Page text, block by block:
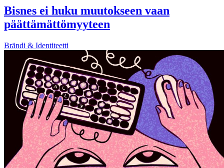
Bisnes ei huku muutokseen vaan
päättämättömyyteen
Brändi & Identiteetti